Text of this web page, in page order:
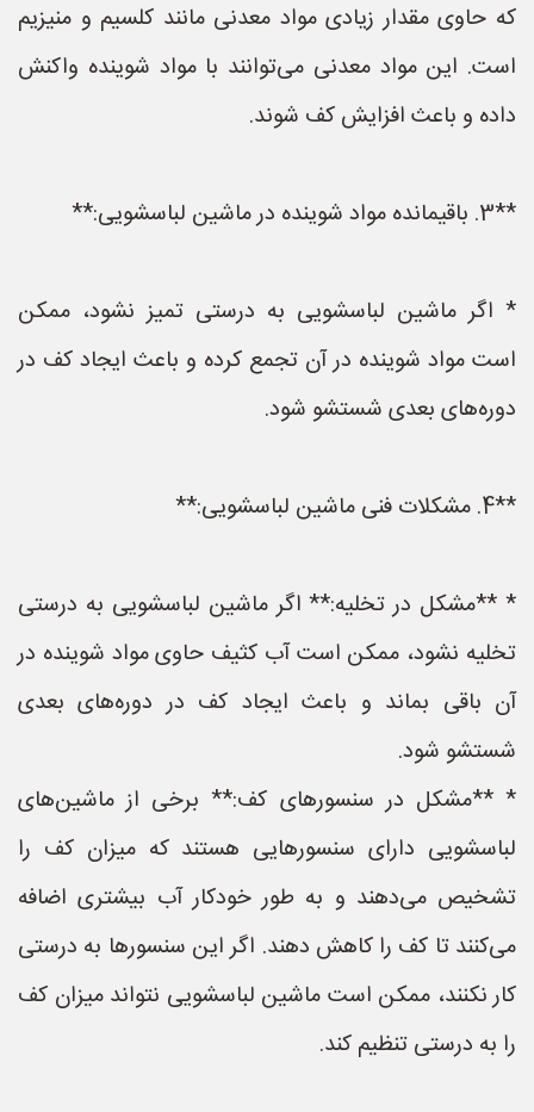
که حاوی مقدار زیادی مواد معدنی مانند کلسیم و منیزیم
است. این مواد معدنی می‌توانند با مواد شوینده واکنش
داده و باعث افزایش کف شوند.
**3. باقیمانده مواد شوینده در ماشین لباسشویی:**
* اگر ماشین لباسشویی به درستی تمیز نشود، ممکن
است مواد شوینده در آن تجمع کرده و باعث ایجاد کف در
دوره‌های بعدی شستشو شود.
**4. مشکلات فنی ماشین لباسشویی:**
* **مشکل در تخلیه:** اگر ماشین لباسشویی به درستی
تخلیه نشود، ممکن است آب کثیف حاوی مواد شوینده در
آن باقی بماند و باعث ایجاد کف در دوره‌های بعدی
شستشو شود.
* **مشکل در سنسورهای کف:** برخی از ماشین‌های
لباسشویی دارای سنسورهایی هستند که میزان کف را
تشخیص می‌دهند و به طور خودکار آب بیشتری اضافه
می‌کنند تا کف را کاهش دهند. اگر این سنسورها به درستی
کار نکنند، ممکن است ماشین لباسشویی نتواند میزان کف
را به درستی تنظیم کند.